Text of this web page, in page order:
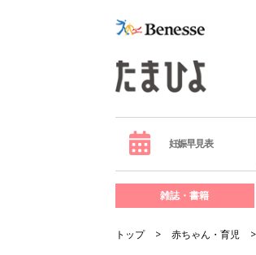
妊娠早見表
雑誌・書籍
トップ 赤ちゃん・育児